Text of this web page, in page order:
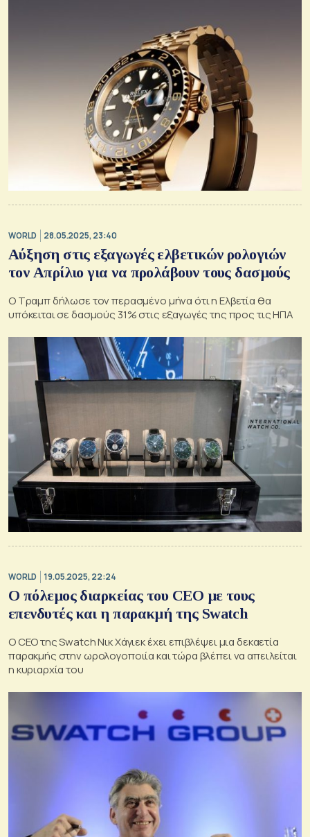
WORLD 28.05.2025, 23:40
Αύξηση στις εξαγωγές ελβετικών ρολογιών
τον Απρίλιο για να προλάβουν τους δασμούς
Ο Τραμπ δήλωσε τον περασμένο μήνα ότι η Ελβετία θα
υπόκειται σε δασμούς 31% στις εξαγωγές της προς τις ΗΠΑ
WORLD 19.05.2025, 22:24
Ο πόλεμος διαρκείας του CEO με τους
επενδυτές και η παρακμή της Swatch
Ο CEO της Swatch Νικ Χάγιεκ έχει επιβλέψει μια δεκαετία
παρακμής στην ωρολογοποιία και τώρα βλέπει να απειλείται
η κυριαρχία του